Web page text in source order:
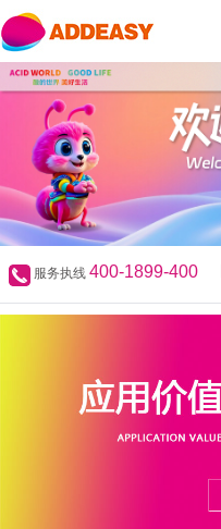
服务执线 400-1899-400